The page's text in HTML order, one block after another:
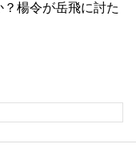
楊令が岳飛に討た